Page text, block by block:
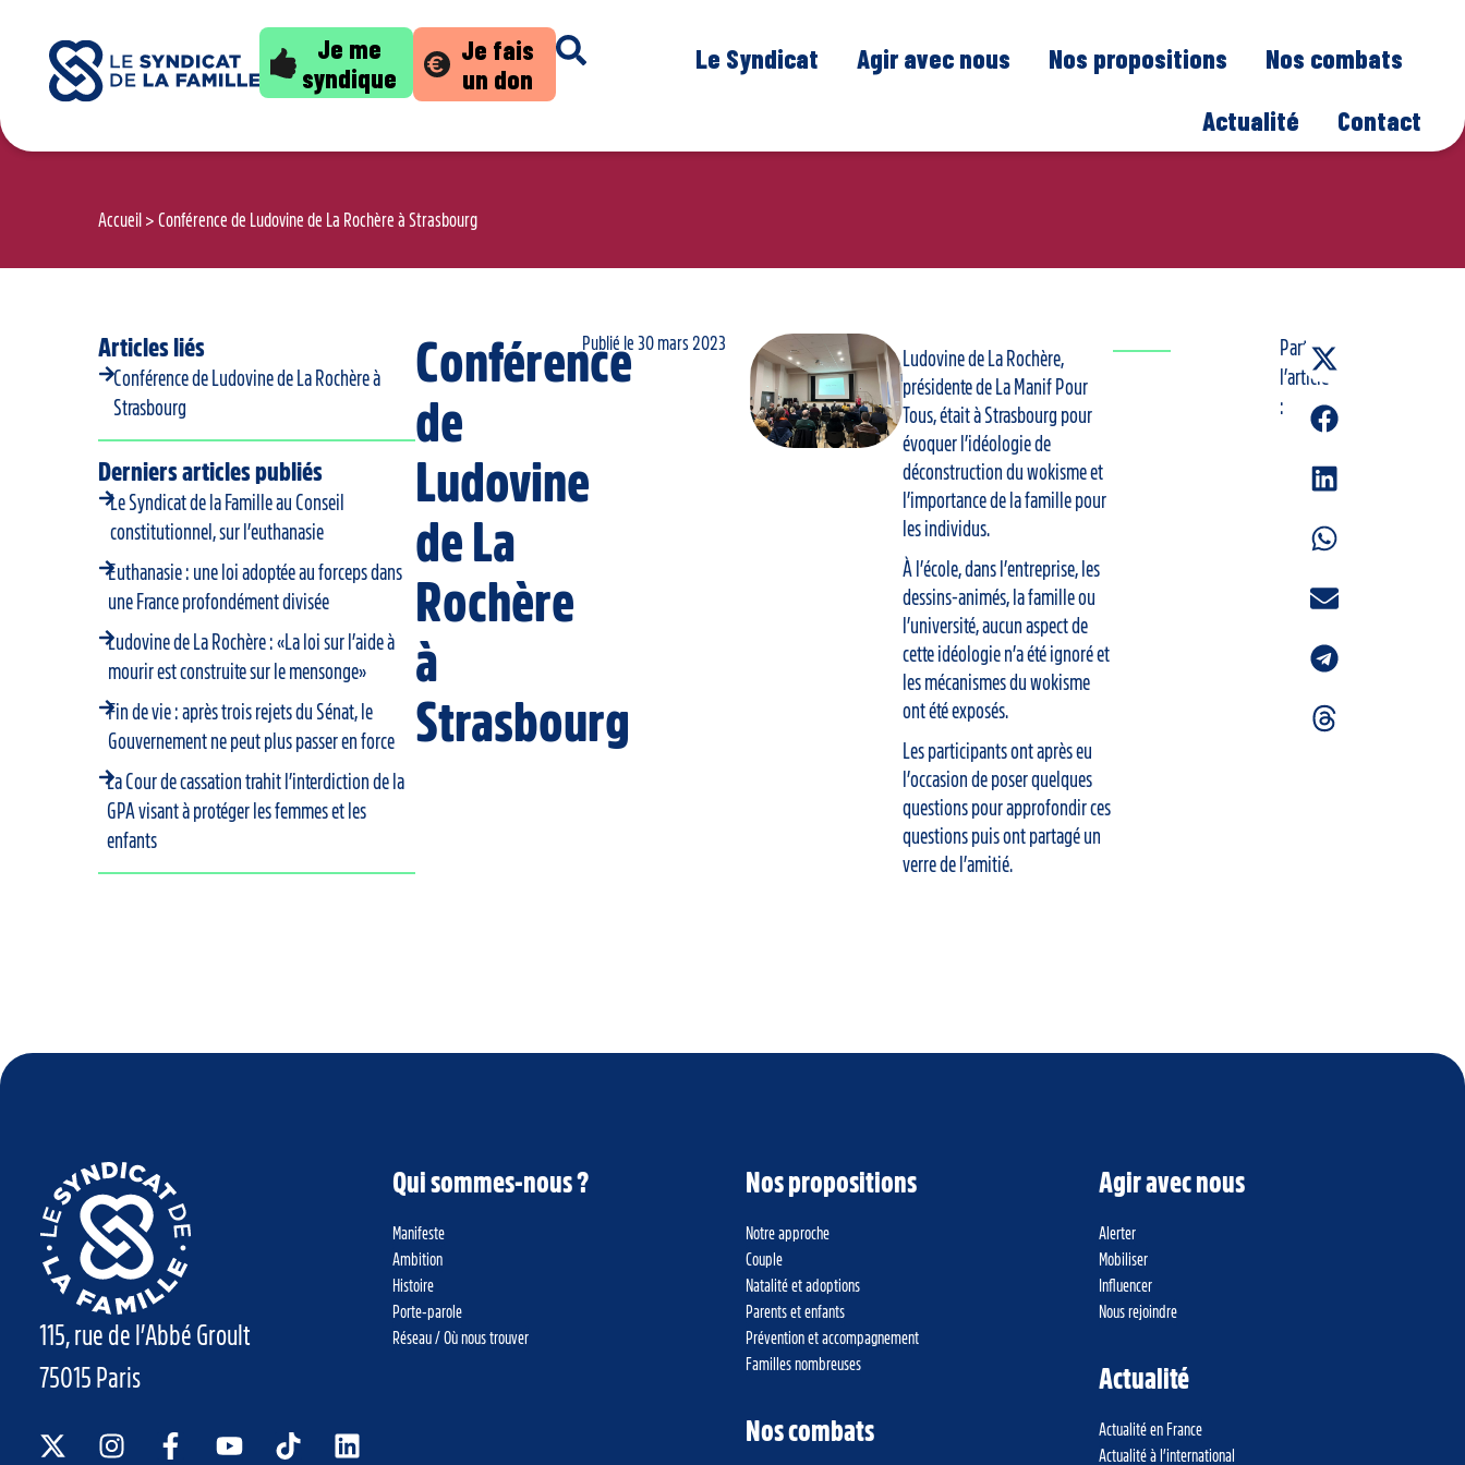
Je me
syndique
Je fais
un don
Le Syndicat Agir avec nous Nos propositions
Nos combats
Actualité
Contact
Accueil > Conférence de Ludovine de La Rochère à Strasbourg
Articles liés
Conférence de Ludovine de La Rochère à
Strasbourg
Derniers articles publiés
Le Syndicat de la Famille au Conseil
constitutionnel, sur l’euthanasie
Euthanasie : une loi adoptée au forceps dans
une France profondément divisée
Ludovine de La Rochère : «La loi sur l’aide à
mourir est construite sur le mensonge»
Fin de vie : après trois rejets du Sénat, le
Gouvernement ne peut plus passer en force
La Cour de cassation trahit l’interdiction de la
GPA visant à protéger les femmes et les
enfants
Conférence
de
Ludovine
de La
Rochère
à
Strasbourg
Publié le 30 mars 2023
Ludovine de La Rochère,
présidente de La Manif Pour
Tous, était à Strasbourg pour
évoquer l’idéologie de
déconstruction du wokisme et
l’importance de la famille pour
les individus.
À l’école, dans l’entreprise, les
dessins-animés, la famille ou
l’université, aucun aspect de
cette idéologie n’a été ignoré et
les mécanismes du wokisme
ont été exposés.
Les participants ont après eu
l’occasion de poser quelques
questions pour approfondir ces
questions puis ont partagé un
verre de l’amitié.
Partager
l’article
:
115, rue de l’Abbé Groult
75015 Paris
Qui sommes-nous ?
Manifeste
Ambition
Histoire
Porte-parole
Réseau / Où nous trouver
Nos propositions
Notre approche
Couple
Natalité et adoptions
Parents et enfants
Prévention et accompagnement
Familles nombreuses
Nos combats
Agir avec nous
Alerter
Mobiliser
Influencer
Nous rejoindre
Actualité
Actualité en France
Actualité à l’international